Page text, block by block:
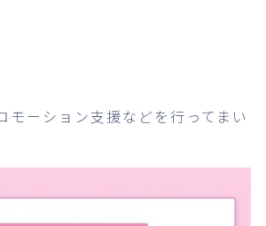
ーション支援などを行ってまい